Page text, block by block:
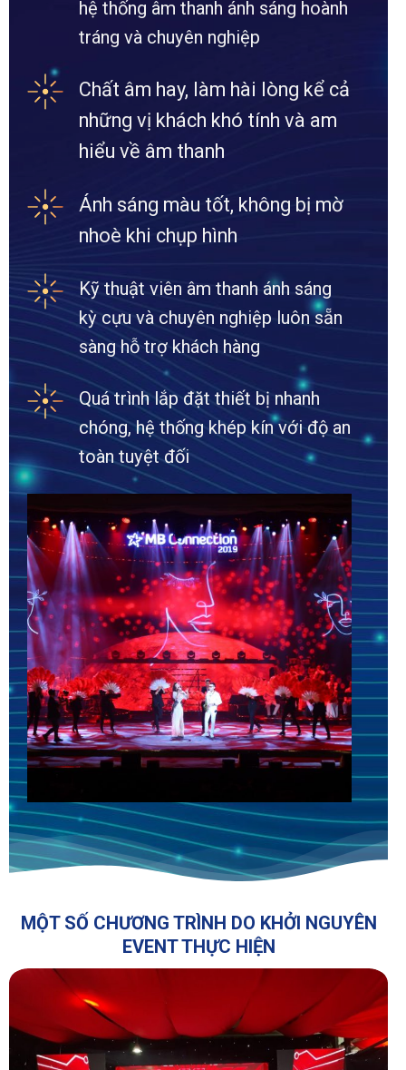
hệ thống âm thanh ánh sáng hoành
tráng và chuyên nghiệp
Chất âm hay, làm hài lòng kể cả
những vị khách khó tính và am
hiểu về âm thanh
Ánh sáng màu tốt, không bị mờ
nhoè khi chụp hình
Kỹ thuật viên âm thanh ánh sáng
kỳ cựu và chuyên nghiệp luôn sẵn
sàng hỗ trợ khách hàng
Quá trình lắp đặt thiết bị nhanh
chóng, hệ thống khép kín với độ an
toàn tuyệt đối
MỘT SỐ CHƯƠNG TRÌNH DO KHỞI NGUYÊN
EVENT THỰC HIỆN